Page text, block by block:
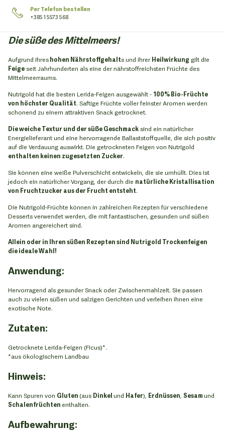
Per Telefon bestellen
+385 1 5573 568
Die süße des Mittelmeers!
Aufgrund ihreshohen Nährstoffgehalts und ihrerHeilwirkung gilt die
Feigeseit Jahrhunderten als eine der nährstoffreichsten Früchte des
Mittelmeerraums.
Nutrigold hat die besten Lerida-Feigen ausgewählt - 100% Bio-Früchte
von höchster Qualität. Saftige Früchte voller feinster Aromen werden
schonend zu einem attraktiven Snack getrocknet.
Die weiche Textur und der süße Geschmacksind ein natürlicher
Energielieferant und eine hervorragende Ballaststoffquelle, die sich positiv
auf die Verdauung auswirkt. Die getrockneten Feigen von Nutrigold
enthalten keinen zugesetzten Zucker.
Sie können eine weiße Pulverschicht entwickeln, die sie umhüllt. Dies ist
jedoch ein natürlicher Vorgang, der durch die natürliche Kristallisation
von Fruchtzucker aus der Frucht entsteht.
Die Nutrigold-Früchte können in zahlreichen Rezepten für verschiedene
Desserts verwendet werden, die mit fantastischen, gesunden und süßen
Aromen angereichert sind.
Allein oder in Ihren süßen Rezepten sind Nutrigold Trockenfeigen
die ideale Wahl!
Anwendung:
Hervorragend als gesunder Snack oder Zwischenmahlzeit. Sie passen
auch zu vielen süßen und salzigen Gerichten und verleihen ihnen eine
exotische Note.
Zutaten:
Getrocknete Lerida-Feigen (Ficus)*.
*aus ökologischem Landbau
Hinweis:
Kann Spuren von Gluten(aus Dinkelund Hafer), Erdnüssen Sesamund
Schalenfrüchtenenthalten.
Aufbewahrung: